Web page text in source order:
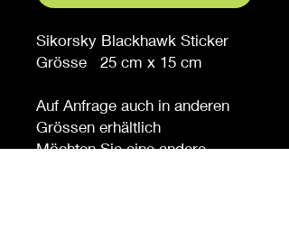
Sikorsky Blackhawk Sticker
Grösse 25 cm x 15 cm
Auf Anfrage auch in anderen
Grössen erhältlich
Möchten Sie eine andere